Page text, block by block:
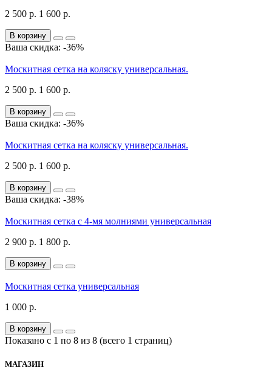
2 500 р. 1 600 р.
В корзину
Ваша скидка: -36%
Москитная сетка на коляску универсальная.
2 500 р. 1 600 р.
В корзину
Ваша скидка: -36%
Москитная сетка на коляску универсальная.
2 500 р. 1 600 р.
В корзину
Ваша скидка: -38%
Москитная сетка с 4-мя молниями универсальная
2 900 р. 1 800 р.
В корзину
Москитная сетка универсальная
1 000 р.
В корзину
Показано с 1 по 8 из 8 (всего 1 страниц)
МАГАЗИН